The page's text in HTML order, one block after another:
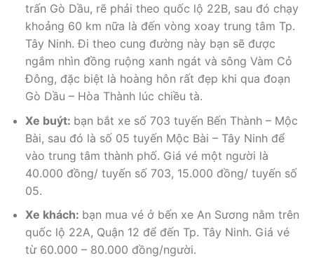
trấn Gò Dầu, rẽ phải theo quốc lộ 22B, sau đó chạy
khoảng 60 km nữa là đến vòng xoay trung tâm Tp.
Tây Ninh. Đi theo cung đường này bạn sẽ được
ngắm nhìn đồng ruộng xanh ngát và sông Vàm Cỏ
Đông, đặc biệt là hoàng hôn rất đẹp khi qua đoạn
Gò Dầu – Hòa Thành lúc chiều tà.
Xe buýt: bạn bắt xe số 703 tuyến Bến Thành – Mộc
Bài, sau đó là số 05 tuyến Mộc Bài – Tây Ninh để
vào trung tâm thành phố. Giá vé một người là
40.000 đồng/ tuyến số 703, 15.000 đồng/ tuyến số
05.
Xe khách: bạn mua vé ở bến xe An Sương nằm trên
quốc lộ 22A, Quận 12 để đến Tp. Tây Ninh. Giá vé
từ 60.000 – 80.000 đồng/người.